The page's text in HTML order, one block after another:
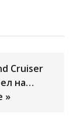
Cruiser
на…
»